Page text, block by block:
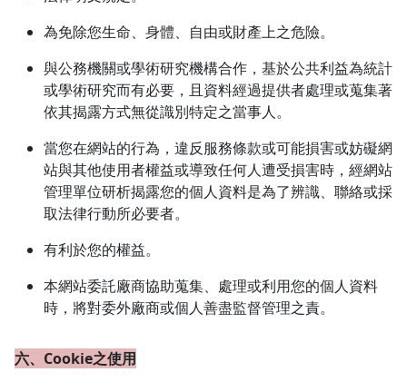
為免除您生命、身體、自由或財產上之危險。
與公務機關或學術研究機構合作，基於公共利益為統計
或學術研究而有必要，且資料經過提供者處理或蒐集著
依其揭露方式無從識別特定之當事人。
當您在網站的行為，違反服務條款或可能損害或妨礙網
站與其他使用者權益或導致任何人遭受損害時，經網站
管理單位研析揭露您的個人資料是為了辨識、聯絡或採
取法律行動所必要者。
有利於您的權益。
本網站委託廠商協助蒐集、處理或利用您的個人資料
時，將對委外廠商或個人善盡監督管理之責。
六、Cookie之使用